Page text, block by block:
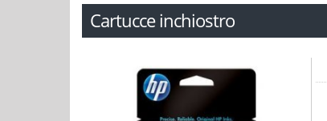
Cartucce inchiostro